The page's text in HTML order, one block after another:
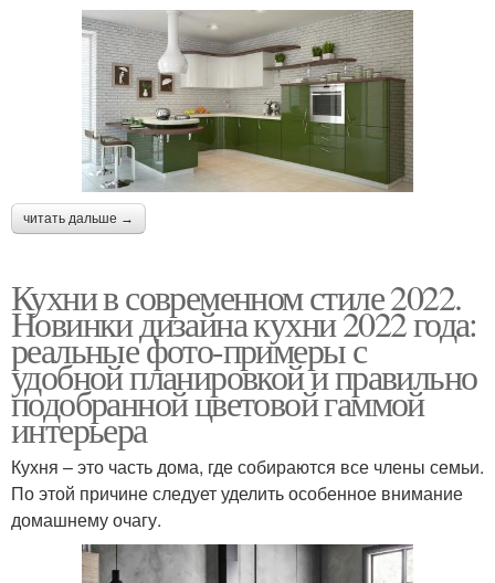
читать дальше →
Кухни в современном стиле 2022.
Новинки дизайна кухни 2022 года:
реальные фото-примеры с
удобной планировкой и правильно
подобранной цветовой гаммой
интерьера
Кухня – это часть дома, где собираются все члены семьи.
По этой причине следует уделить особенное внимание
домашнему очагу.